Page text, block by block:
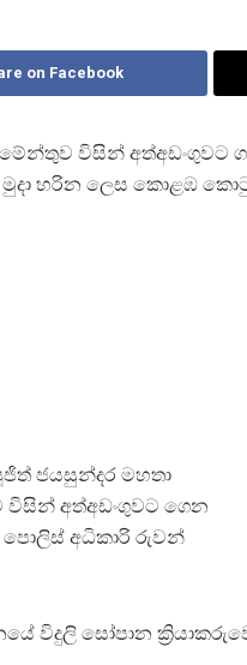
on Facebook
විසින් අත්අඩංගුවට
හරින ලෙස කොළඹ කොටුව
ජයසුන්දර මහතා
විසින් අත්අඩංගුවට ගෙන
පොලිස් අධිකාරි රුවන්
විදුලි සෝපාන